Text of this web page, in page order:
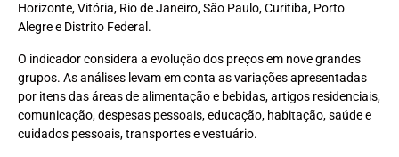
Horizonte, Vitória, Rio de Janeiro, São Paulo, Curitiba, Porto
Alegre e Distrito Federal.
O indicador considera a evolução dos preços em nove grandes
grupos. As análises levam em conta as variações apresentadas
por itens das áreas de alimentação e bebidas, artigos residenciais,
comunicação, despesas pessoais, educação, habitação, saúde e
cuidados pessoais, transportes e vestuário.